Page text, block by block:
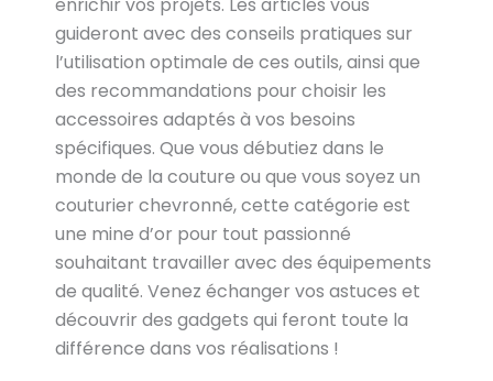
guideront avec des conseils pratiques sur
l’utilisation optimale de ces outils, ainsi que
des recommandations pour choisir les
accessoires adaptés à vos besoins
spécifiques. Que vous débutiez dans le
monde de la couture ou que vous soyez un
couturier chevronné, cette catégorie est
une mine d’or pour tout passionné
souhaitant travailler avec des équipements
de qualité. Venez échanger vos astuces et
découvrir des gadgets qui feront toute la
différence dans vos réalisations !